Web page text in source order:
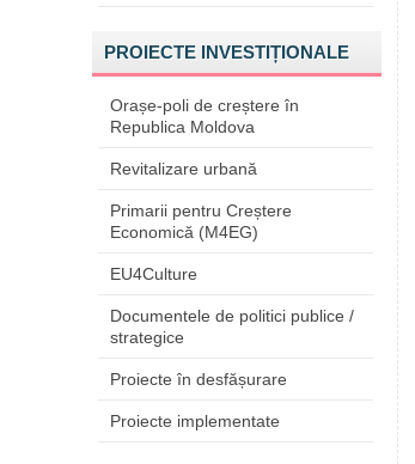
PROIECTE INVESTIȚIONALE
Orașe-poli de creștere în
Republica Moldova
Revitalizare urbană
Primarii pentru Creștere
Economică (M4EG)
EU4Culture
Documentele de politici publice /
strategice
Proiecte în desfășurare
Proiecte implementate